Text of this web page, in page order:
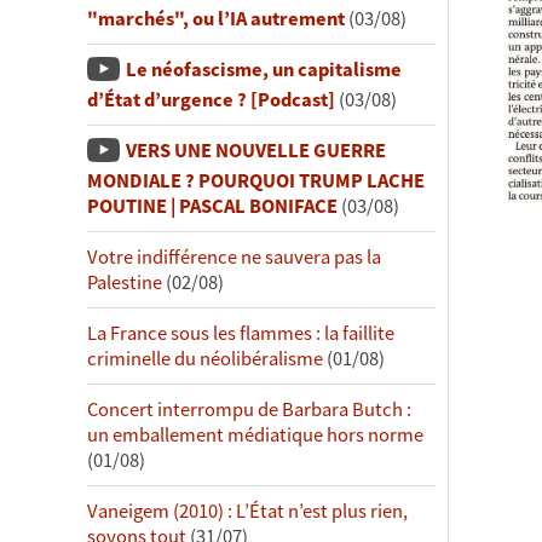
"marchés", ou l’IA autrement(03/08)
Le néofascisme, un capitalisme
d’État d’urgence ? [Podcast] (03/08)
VERS UNE NOUVELLE GUERRE
MONDIALE ? POURQUOI TRUMP LACHE
POUTINE | PASCAL BONIFACE(03/08)
Votre indifférence ne sauvera pas la
Palestine(02/08)
La France sous les flammes : la faillite
criminelle du néolibéralisme(01/08)
Concert interrompu de Barbara Butch :
un emballement médiatique hors norme
(01/08)
Vaneigem (2010) : L’État n’est plus rien,